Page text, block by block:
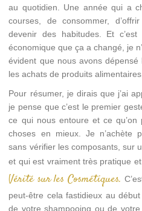
au quotidien. Une année qui a
courses, de consommer,
devenir des habitudes. Et
économique que ça a changé, je
évident que nous avons dépensé
les achats de produits
Pour résumer, je dirais que j’ai
je pense que c’est le premier
ce qui nous entoure et ce
choses en mieux. Je n’achète
sans vérifier les composants, sur
et qui est vraiment très pratique
Vérité sur les Cosmétiques.
peut-être cela fastidieux au
de votre shampooing ou de